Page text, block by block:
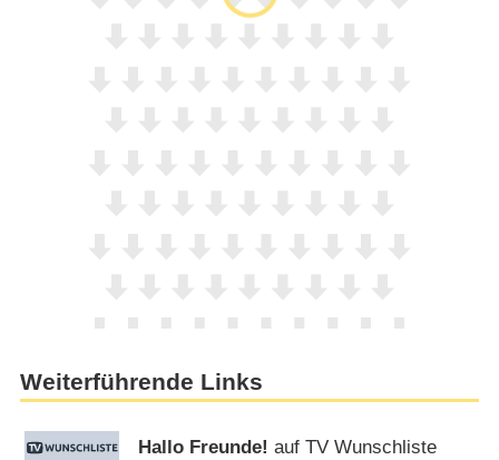
Weiterführende Links
Hallo Freunde! auf TV Wunschliste